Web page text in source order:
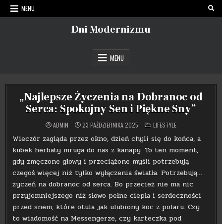
Skip
to
MENU
Dni Modernizmu
MENU
„Najlepsze Życzenia na Dobranoc od
Serca: Spokojny Sen i Piękne Sny”
ADMIN 23 PAŹDZIERNIKA 2025 POSTED
IN
LIFESTYLE
Wieczór zagląda przez okno, dzień chyli się do końca, a
kubek herbaty mruga do nas z kanapy. To ten moment,
gdy zmęczone głowy i przeciążone myśli potrzebują
czegoś więcej niż tylko wyłączenia światła. Potrzebują…
życzeń na dobranoc od serca. Bo przecież nie ma nic
przyjemniejszego niż słowo pełne ciepła i serdeczności
przed snem, które otula jak ulubiony koc z polaru. Czy
to wiadomość na Messengerze, czy karteczka pod